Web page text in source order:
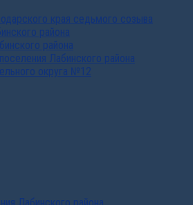
края седьмого созыва
района
района
Лабинского района
округа №12